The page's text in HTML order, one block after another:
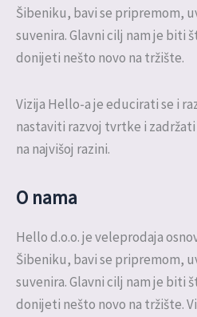
Šibeniku, bavi se pripremom,
suvenira. Glavni cilj nam je biti
donijeti nešto novo na tržište.
Vizija Hello-a je educirati se i
nastaviti razvoj tvrtke i
na najvišoj razini.
O nama
Hello d.o.o. je veleprodaja
Šibeniku, bavi se pripremom,
suvenira. Glavni cilj nam je biti
donijeti nešto novo na tržište.